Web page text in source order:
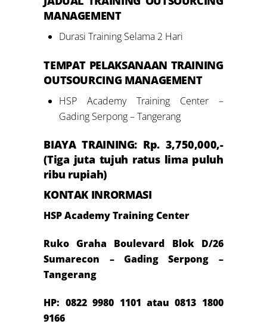
MANAGEMENT
Durasi Training Selama 2 Hari
TEMPAT PELAKSANAAN TRAINING
OUTSOURCING MANAGEMENT
HSP Academy Training Center –
Gading Serpong – Tangerang
BIAYA TRAINING: Rp. 3,750,000,-
(Tiga juta tujuh ratuslima puluh
ribu rupiah)
KONTAK INRORMASI
HSP Academy Training Center
Ruko Graha Boulevard Blok D/26
Sumarecon – Gading Serpong –
Tangerang
HP: 0822 9980 1101 atau 0813 1800
9166